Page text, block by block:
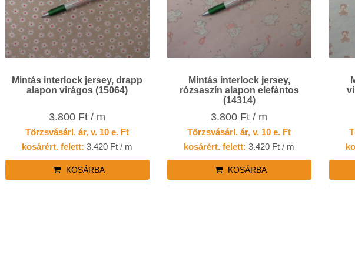
Mintás interlock jersey, drapp
alapon virágos (15064)
3.800 Ft / m
Törzsvásárl. ár, v. 10 e. Ft
kosárért. felett: 3.420 Ft / m
KOSÁRBA
Mintás interlock jersey,
rózsaszín alapon elefántos
(14314)
3.800 Ft / m
Törzsvásárl. ár, v. 10 e. Ft
kosárért. felett: 3.420 Ft / m
KOSÁRBA